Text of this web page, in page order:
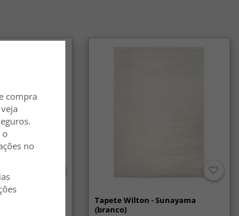
São produzidos a partir de fibras renováveis e
(creme)
Tapete Wilton - Sunayama
(branco)
compra
o
no